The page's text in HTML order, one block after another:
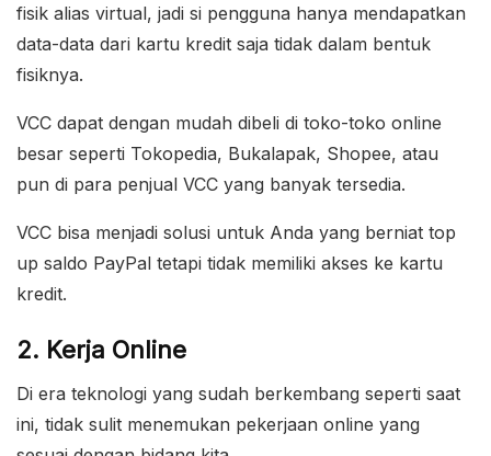
fisik alias virtual, jadi si pengguna hanya mendapatkan
data-data dari kartu kredit saja tidak dalam bentuk
fisiknya.
VCC dapat dengan mudah dibeli di toko-toko online
besar seperti Tokopedia, Bukalapak, Shopee, atau
pun di para penjual VCC yang banyak tersedia.
VCC bisa menjadi solusi untuk Anda yang berniat top
up saldo PayPal tetapi tidak memiliki akses ke kartu
kredit.
2. Kerja Online
Di era teknologi yang sudah berkembang seperti saat
ini, tidak sulit menemukan pekerjaan online yang